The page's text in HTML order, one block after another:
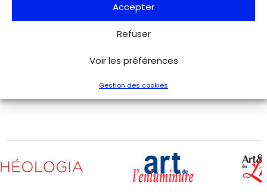
Accepter
Refuser
Voir les préférences
Gestion des cookies
Nos itinéraires de l’été 2025 (14/17). Le règne animal